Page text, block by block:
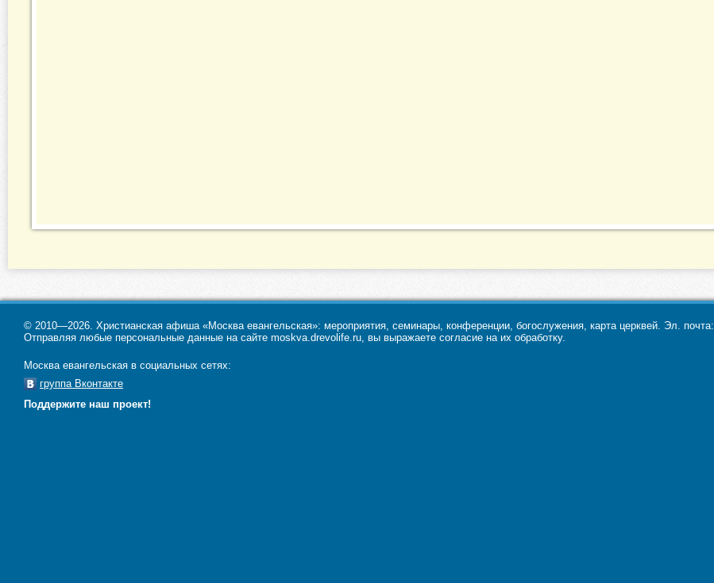
© 2010—2026. Христианская афиша «Москва евангельская»: мероприятия, семинары, конференции, богослужения, карта церквей. Эл. почта:
Отправляя любые персональные данные на сайте moskva.drevolife.ru, вы выражаете согласие на их обработку.
Москва евангельская в социальных сетях:
группа Вконтакте
Поддержите наш проект!